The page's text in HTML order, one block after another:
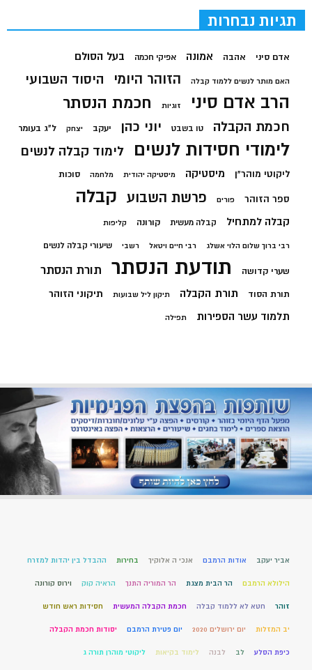
תגיות נבחרות
אדם סיני אהבה אמונה אפיקי חכמה בעל הסולם
האם מותר לנשים ללמוד קבלה הזוהר היומי היסוד השבועי
הרב אדם סיני זוגיות חכמת הנסתר
חכמת הקבלה טו בשבט יוני כהן יעקב יצחק ל"ג בעומר
לימודי חסידות לנשים לימוד קבלה לנשים
ליקוטי מוהר"ן מיסטיקה מיסטיקה יהודית מלחמה סוכות
ספר הזוהר פורים פרשת השבוע קבלה
קבלה למתחיל קבלה מעשית קורונה קליפות
רבי ברוך שלום הלוי אשלג רבי חיים ויטאל רשבי שיעורי קבלה לנשים
שערי קדושה תודעת הנסתר תורת הנסתר
תורת הסוד תורת הקבלה תיקון ליל שבועות תיקוני הזוהר
תלמוד עשר הספירות תפילה
אביר יעקב אודות הרמבם אנכי ה אלוקיך בחירות ההבדל בין יהדות למזרח
הילולא הרמבם הר הבית מצגת הר המוריה התנך הראיה קוק וירוס קורונה
זוהר חטא לא ללמוד קבלה חכמת הקבלה המעשית חסידות ראש חודש
יב המזלות יום ירושלים 2020 יום פטירת הרמבם יסודות חכמת הקבלה
כיפת הסלע לב לבנה לימוד בקיאות ליקוטי מוהרן תורה ג